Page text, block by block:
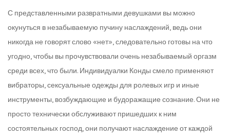
С представленными развратными девушками вы можно
окунуться в незабываемую пучину наслаждений, ведь они
никогда не говорят слово «нет», следовательно готовы на что
угодно, чтобы вы прочувствовали очень незабываемый оргазм
среди всех, что были. Индивидуалки Конды смело применяют
вибраторы, сексуальные одежды для ролевых игр и иные
инструменты, возбуждающие и будоражащие сознание. Они не
просто технически обслуживают пришедших к ним
состоятельных господ, они получают наслаждение от каждой